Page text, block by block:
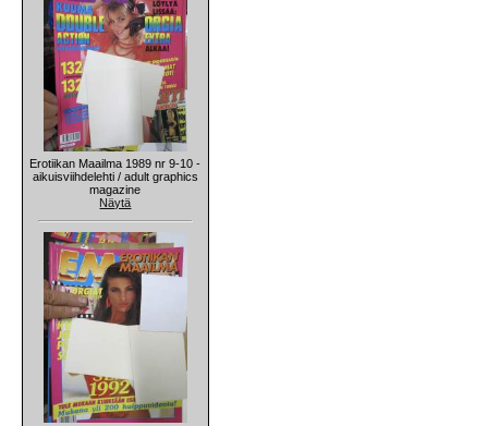
Erotiikan Maailma 1989 nr 9-10 -
aikuisviihdelehti / adult graphics
magazine
Näytä